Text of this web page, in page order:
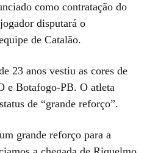
como contratação do
disputará o
de Catalão.
23 anos vestiu as cores de
e Botafogo-PB. O atleta
de “grande reforço”.
grande reforço para a